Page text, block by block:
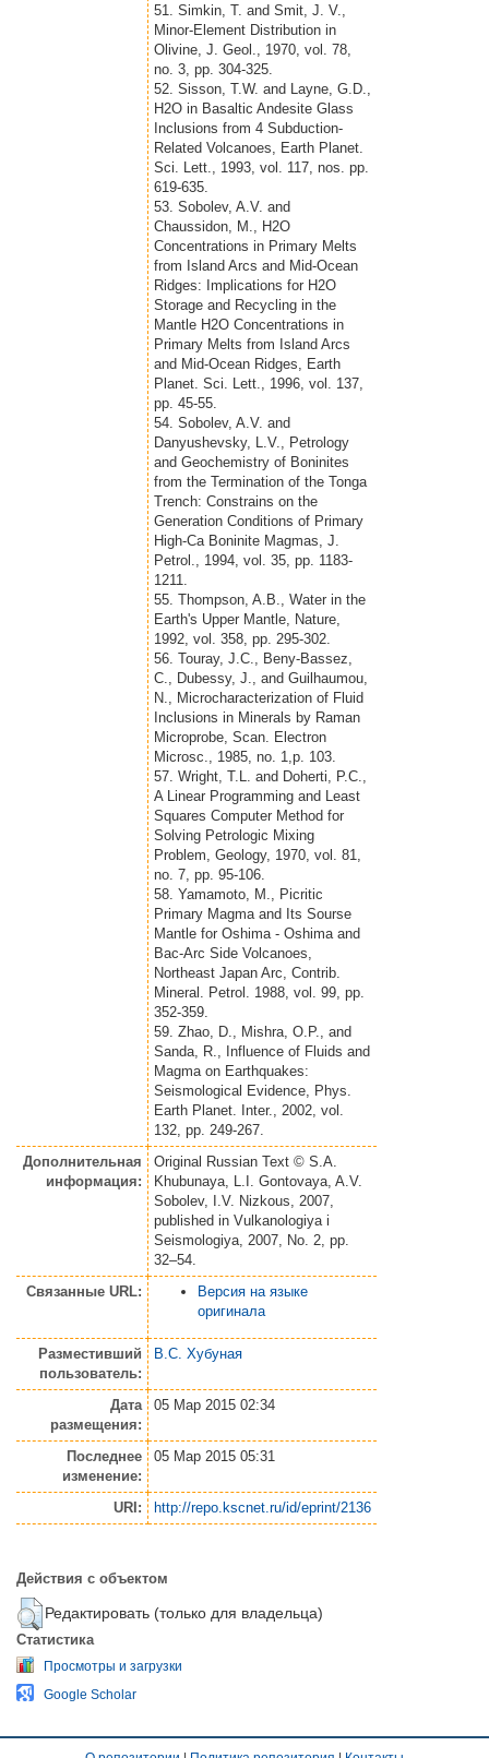
51. Simkin, T. and Smit, J. V.,
Minor-Element Distribution in
Olivine, J. Geol., 1970, vol. 78,
no. 3, pp. 304-325.
52. Sisson, T.W. and Layne, G.D.,
H2O in Basaltic Andesite Glass
Inclusions from 4 Subduction-
Related Volcanoes, Earth Planet.
Sci. Lett., 1993, vol. 117, nos. pp.
619-635.
53. Sobolev, A.V. and
Chaussidon, M., H2O
Concentrations in Primary Melts
from Island Arcs and Mid-Ocean
Ridges: Implications for H2O
Storage and Recycling in the
Mantle H2O Concentrations in
Primary Melts from Island Arcs
and Mid-Ocean Ridges, Earth
Planet. Sci. Lett., 1996, vol. 137,
pp. 45-55.
54. Sobolev, A.V. and
Danyushevsky, L.V., Petrology
and Geochemistry of Boninites
from the Termination of the Tonga
Trench: Constrains on the
Generation Conditions of Primary
High-Ca Boninite Magmas, J.
Petrol., 1994, vol. 35, pp. 1183-
1211.
55. Thompson, A.B., Water in the
Earth's Upper Mantle, Nature,
1992, vol. 358, pp. 295-302.
56. Touray, J.C., Beny-Bassez,
C., Dubessy, J., and Guilhaumou,
N., Microcharacterization of Fluid
Inclusions in Minerals by Raman
Microprobe, Scan. Electron
Microsc., 1985, no. 1,p. 103.
57. Wright, T.L. and Doherti, P.C.,
A Linear Programming and Least
Squares Computer Method for
Solving Petrologic Mixing
Problem, Geology, 1970, vol. 81,
no. 7, pp. 95-106.
58. Yamamoto, M., Picritic
Primary Magma and Its Sourse
Mantle for Oshima - Oshima and
Bac-Arc Side Volcanoes,
Northeast Japan Arc, Contrib.
Mineral. Petrol. 1988, vol. 99, pp.
352-359.
59. Zhao, D., Mishra, O.P., and
Sanda, R., Influence of Fluids and
Magma on Earthquakes:
Seismological Evidence, Phys.
Earth Planet. Inter., 2002, vol.
132, pp. 249-267.
Дополнительная
информация:
Original Russian Text © S.A.
Khubunaya, L.I. Gontovaya, A.V.
Sobolev, I.V. Nizkous, 2007,
published in Vulkanologiya i
Seismologiya, 2007, No. 2, pp.
32–54.
Связанные URL:
Версия на языке
оригинала
Разместивший
пользователь:
В.С. Хубуная
Дата
размещения:
05 Мар 2015 02:34
Последнее
изменение:
05 Мар 2015 05:31
URI: http://repo.kscnet.ru/id/eprint/2136
Действия с объектом
Редактировать (только для владельца)
Статистика
Просмотры и загрузки
Google Scholar